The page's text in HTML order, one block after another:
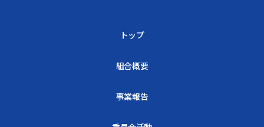
トップ
組合概要
事業報告